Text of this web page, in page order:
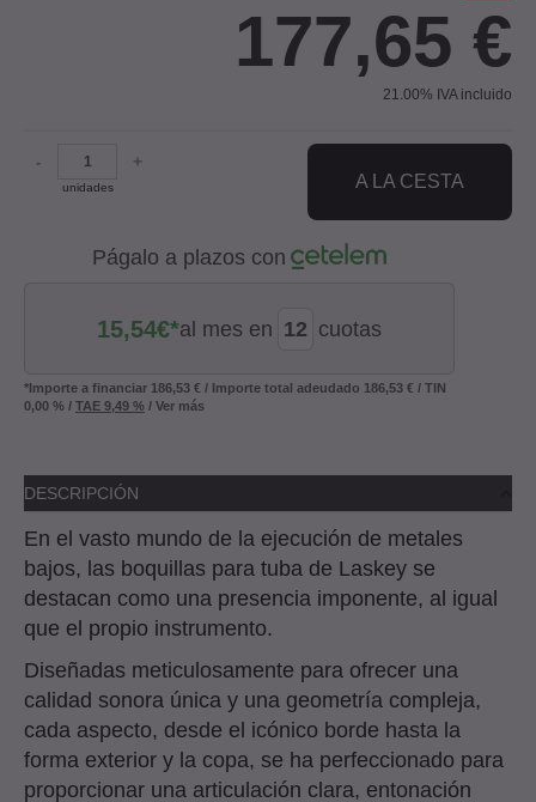
177,65 €
21.00% IVA incluido
-
unidades
+
A LA CESTA
Págalo a plazos con
15,54€*al mes en cuotas
*Importe a financiar 186,53 € / Importe total adeudado 186,53 € / TIN
0,00 % / TAE 9,49 % / Ver más
DESCRIPCIÓN
En el vasto mundo de la ejecución de metales
bajos, las boquillas para tuba de Laskey se
destacan como una presencia imponente, al igual
que el propio instrumento.
Diseñadas meticulosamente para ofrecer una
calidad sonora única y una geometría compleja,
cada aspecto, desde el icónico borde hasta la
forma exterior y la copa, se ha perfeccionado para
proporcionar una articulación clara, entonación